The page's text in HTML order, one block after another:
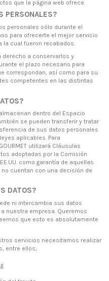
que la página web ofrece.
PERSONALES?
personales sólo durante el
para ofrecerte el mejor servicio
la cual fueron recabados.
derecho a conservarlos y
el plazo necesario para
correspondan, así como para su
competentes en las distintas
dentro del Espacio
se pueden transferir y tratar
de sus datos personales
aplicables. Para
utilizará Cláusulas
adoptadas por la Comisión
como garantía de aquellas
cuentan con una decisión de
DATOS?
ni intercambia sus datos
nuestra empresa. Queremos
que esto es absolutamente
servicios necesitamos realizar
entre ellos;